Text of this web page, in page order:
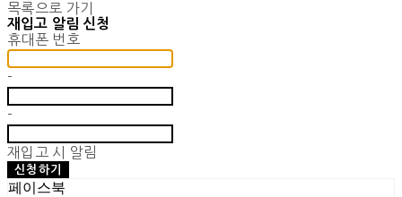
목록으로 가기
재입고 알림 신청
휴대폰 번호
-
-
재입고 시 알림
신청하기
페이스북